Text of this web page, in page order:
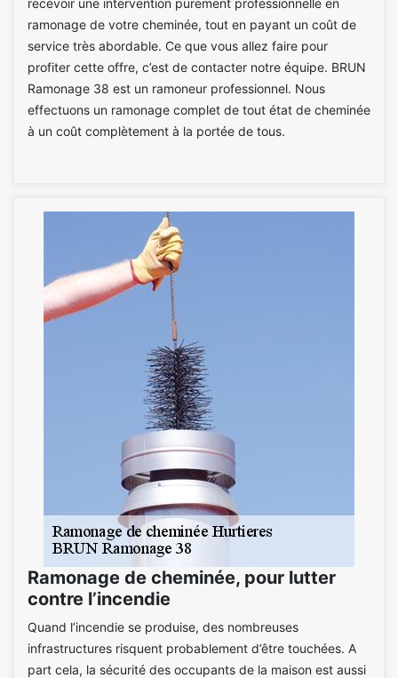
ramonage de votre cheminée, tout en payant un coût de
service très abordable. Ce que vous allez faire pour
profiter cette offre, c’est de contacter notre équipe. BRUN
Ramonage 38 est un ramoneur professionnel. Nous
effectuons un ramonage complet de tout état de cheminée
à un coût complètement à la portée de tous.
Ramonage de cheminée, pour lutter
contre l’incendie
Quand l’incendie se produise, des nombreuses
infrastructures risquent probablement d’être touchées. A
part cela, la sécurité des occupants de la maison est aussi